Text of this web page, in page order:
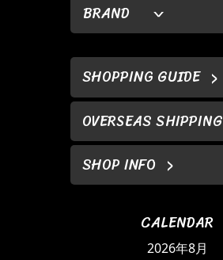
BRAND
SHOPPING GUIDE
OVERSEAS SHIPPING
SHOP INFO
CALENDAR
2026年8月